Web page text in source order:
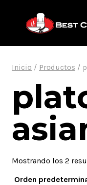
contenido
Inicio / Productos /
Mostrando los 2